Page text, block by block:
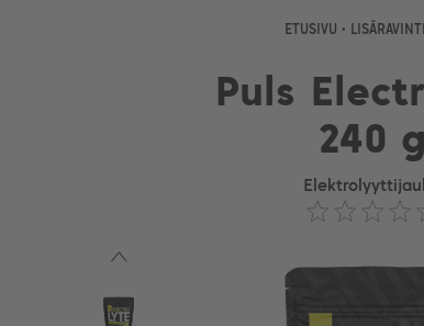
ETUSIVU •
Puls
240 g